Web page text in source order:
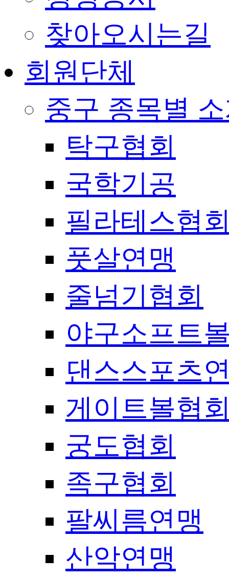
찾아오시는길
회원단체
중구 종목별
탁구협회
국학기공
필라테스협
풋살연맹
줄넘기협회
야구소프트
댄스스포츠
게이트볼협
궁도협회
족구협회
팔씨름연맹
산악연맹